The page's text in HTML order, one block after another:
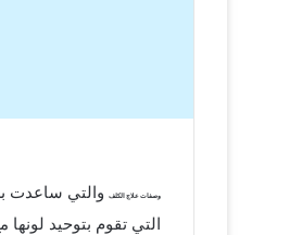
وصفات علاج الكلف
والتي ساعدت
التي تقوم بتوحيد لونها